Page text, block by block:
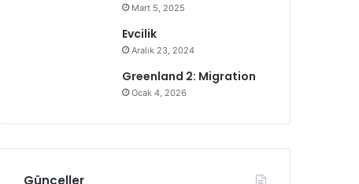
Mart 5, 2025
Evcilik
Aralık 23, 2024
Greenland 2: Migration
Ocak 4, 2026
Günceller